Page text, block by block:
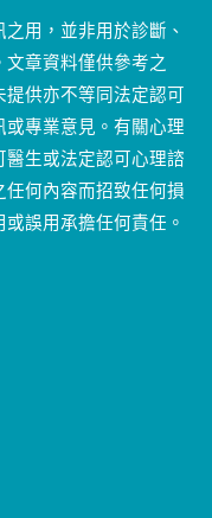
用，並非用於診斷、
章資料僅供參考之
供亦不等同法定認可
或專業意見。有關心理
生或法定認可心理諮
何內容而招致任何損
誤用承擔任何責任。